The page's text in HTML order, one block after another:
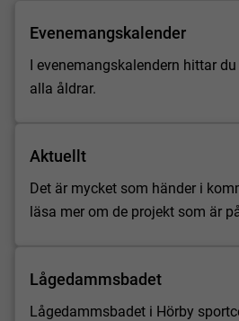
Evenemangskalender
I evenemangskalendern hittar
alla åldrar.
Aktuellt
Det är mycket som händer i
läsa mer om de projekt som är
Lågedammsbadet
Lågedammsbadet i Hörby